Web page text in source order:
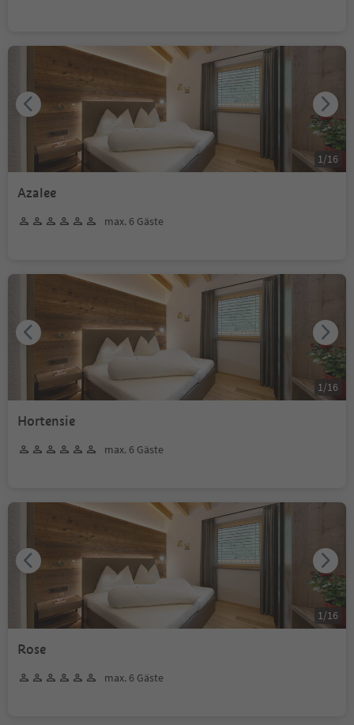
Azalee
max. 6 Gäste
1 /16
Hortensie
max. 6 Gäste
1 /16
Rose
max. 6 Gäste
1 /16